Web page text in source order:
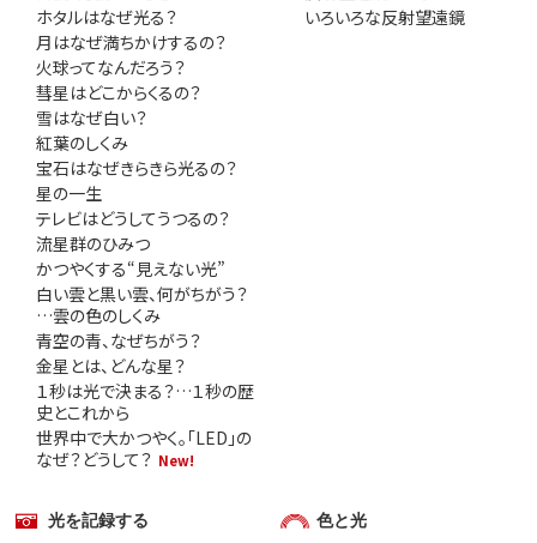
ホタルはなぜ光る？
月はなぜ満ちかけするの？
火球ってなんだろう？
彗星はどこからくるの？
雪はなぜ白い？
紅葉のしくみ
宝石はなぜきらきら光るの？
星の一生
テレビはどうしてうつるの？
流星群のひみつ
かつやくする“見えない光”
白い雲と黒い雲、何がちがう？
…雲の色のしくみ
青空の青、なぜちがう？
金星とは、どんな星？
１秒は光で決まる？…１秒の歴
史とこれから
世界中で大かつやく。「LED」の
なぜ？どうして？ New!
いろいろな反射望遠鏡
光を記録する 色と光